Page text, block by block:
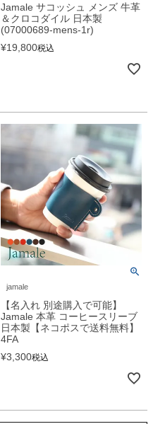
Jamale サコッシュ メンズ 牛革
＆クロコダイル 日本製
(07000689-mens-1r)
¥19,800税込
jamale
【名入れ 別途購入で可能】
Jamale 本革 コーヒースリーブ
日本製【ネコポスで送料無料】
4FA
¥3,300税込